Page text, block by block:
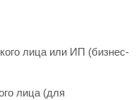
лица или ИП (бизнес-
лица (для